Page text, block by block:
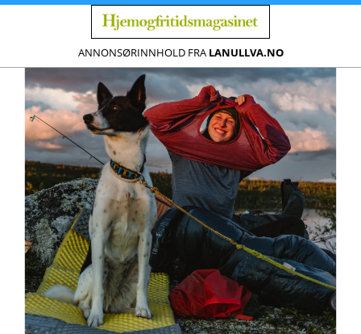
ANNONSØRINNHOLD FRA LANULLVA.NO